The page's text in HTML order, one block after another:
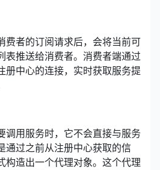
费者的订阅请求后，会将当前可
表推送给消费者。消费者端通过
册中心的连接，实时获取服务提
调用服务时，它不会直接与服务
通过之前从注册中心获取的信
构造出一个代理对象。这个代理